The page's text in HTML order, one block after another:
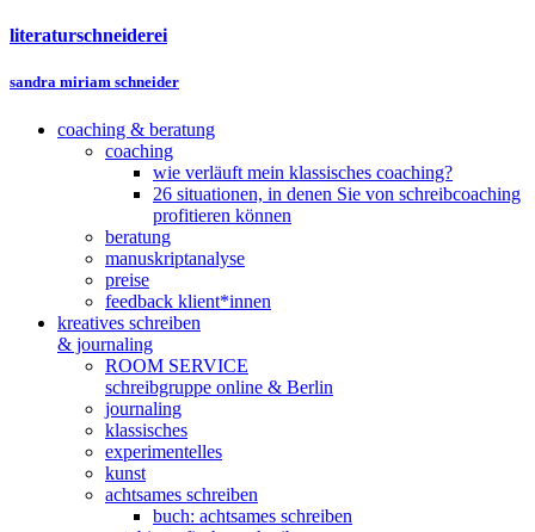
literaturschneiderei
sandra miriam schneider
coaching & beratung
coaching
wie verläuft mein klassisches coaching?
26 situationen, in denen Sie von schreibcoaching
profitieren können
beratung
manuskriptanalyse
preise
feedback klient*innen
kreatives schreiben
& journaling
ROOM SERVICE
schreibgruppe online & Berlin
journaling
klassisches
experimentelles
kunst
achtsames schreiben
buch: achtsames schreiben